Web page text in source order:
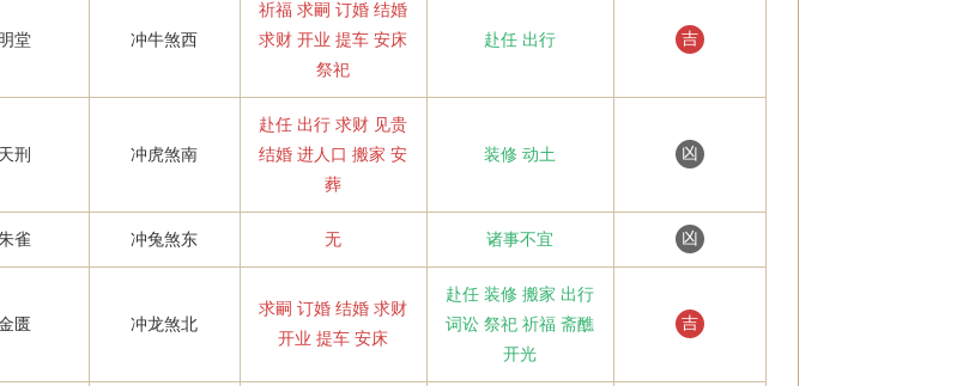
明堂 冲牛煞西
祈福 求嗣 订婚 结婚
求财 开业 提车 安床
祭祀
赴任 出行 吉
天刑 冲虎煞南
赴任 出行 求财 见贵
结婚 进人口 搬家 安
葬
装修 动土 凶
雀 冲兔煞东 无 诸事不宜 凶
匮 冲龙煞北
求嗣 订婚 结婚 求财
开业 提车 安床
赴任 装修 搬家 出行
词讼 祭祀 祈福 斋醮
开光
吉